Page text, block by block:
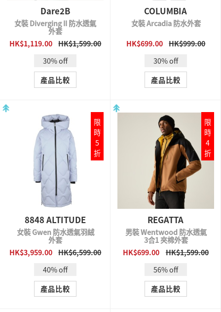
QUICK VIEW
Dare2B
女裝 Diverging II 防水透氣
外套
HK$1,119.00 HK$1,599.00
30% off
產品比較
QUICK VIEW
COLUMBIA
女裝 Arcadia 防水外套
HK$699.00 HK$999.00
30% off
產品比較
QUICK VIEW
8848 ALTITUDE
女裝 Gwen 防水透氣羽絨
外套
HK$3,959.00 HK$6,599.00
40% off
產品比較
限
時
5
折
QUICK VIEW
REGATTA
男裝 Wentwood 防水透氣
3合1 夾棉外套
HK$699.00
HK$1,599.00
56% off
產品比較
限
時
4
折